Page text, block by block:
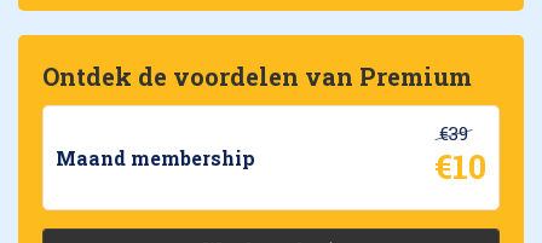
Ontdek de voordelen van Premium
Maand membership
€39
€10